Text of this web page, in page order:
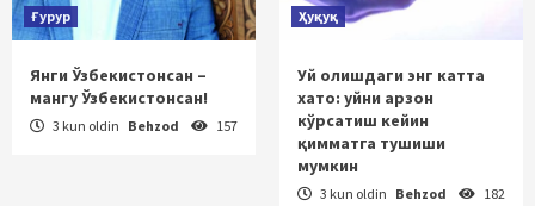
Ғурур
Янги Ўзбекистонсан –
мангу Ўзбекистонсан!
3 kun oldin Behzod 157
Ҳуқуқ
Уй олишдаги энг катта
хато: уйни арзон
кўрсатиш кейин
қимматга тушиши
мумкин
3 kun oldin Behzod 182